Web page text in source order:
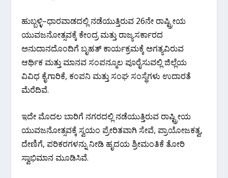
ಹುಬ್ಬಳ್ಳಿ–ಧಾರವಾಡದಲ್ಲಿ ನಡೆಯುತ್ತಿರುವ 26ನೇ ರಾಷ್ಟ್ರೀಯ
ಯುವಜನೋತ್ಸವಕ್ಕೆ ಕೇಂದ್ರ ಮತ್ತು ರಾಜ್ಯಸರ್ಕಾರದ
ಅನುದಾನದೊಂದಿಗೆ ಬೃಹತ್ ಕಾರ್ಯಕ್ರಮಕ್ಕೆ ಅಗತ್ಯವಿರುವ
ಆರ್ಥಿಕ ಮತ್ತು ಮಾನವ ಸಂಪನ್ಮೂಲ ಪೂರೈಸುವಲ್ಲಿ ಜಿಲ್ಲೆಯ
ವಿವಿಧ ಕೈಗಾರಿಕೆ, ಕಂಪನಿ ಮತ್ತು ಸಂಘ ಸಂಸ್ಥೆಗಳು ಉದಾರತೆ
ಮೆರೆದಿವೆ.
ಇದೇ ಮೊದಲ ಬಾರಿಗೆ ನಗರದಲ್ಲಿ ನಡೆಯುತ್ತಿರುವ ರಾಷ್ಟ್ರೀಯ
ಯುವಜನೋತ್ಸವಕ್ಕೆ ಸ್ವಯಂ ಪ್ರೇರಿತವಾಗಿ ಸೇವೆ, ಪ್ರಾಯೋಜಕತ್ವ,
ದೇಣಿಗೆ, ಪರಿಕರಗಳನ್ನು ನೀಡಿ ಹೃದಯ ಶ್ರೀಮಂತಿಕೆ ತೋರಿ
ಸ್ವಾಭಿಮಾನ ಮೂಡಿಸಿವೆ.